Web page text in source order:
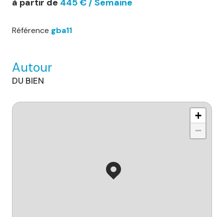
à partir de 445 € / Semaine
Référence gba11
Autour
DU BIEN
+
−